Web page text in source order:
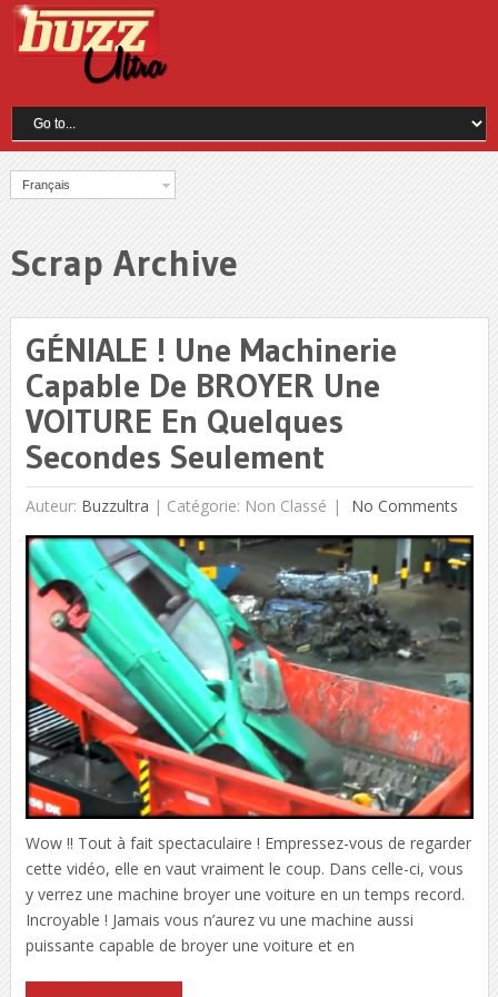
Français
Scrap Archive
GÉNIALE ! Une Machinerie
Capable De BROYER Une
VOITURE En Quelques
Secondes Seulement
Auteur: Buzzultra | Catégorie: Non Classé No Comments
Wow !! Tout à fait spectaculaire ! Empressez-vous de regarder
cette vidéo, elle en vaut vraiment le coup. Dans celle-ci, vous
y verrez une machine broyer une voiture en un temps record.
Incroyable ! Jamais vous n’aurez vu une machine aussi
puissante capable de broyer une voiture et en